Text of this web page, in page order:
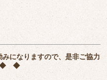
みになりますので、是非ご協力
◆ ◆